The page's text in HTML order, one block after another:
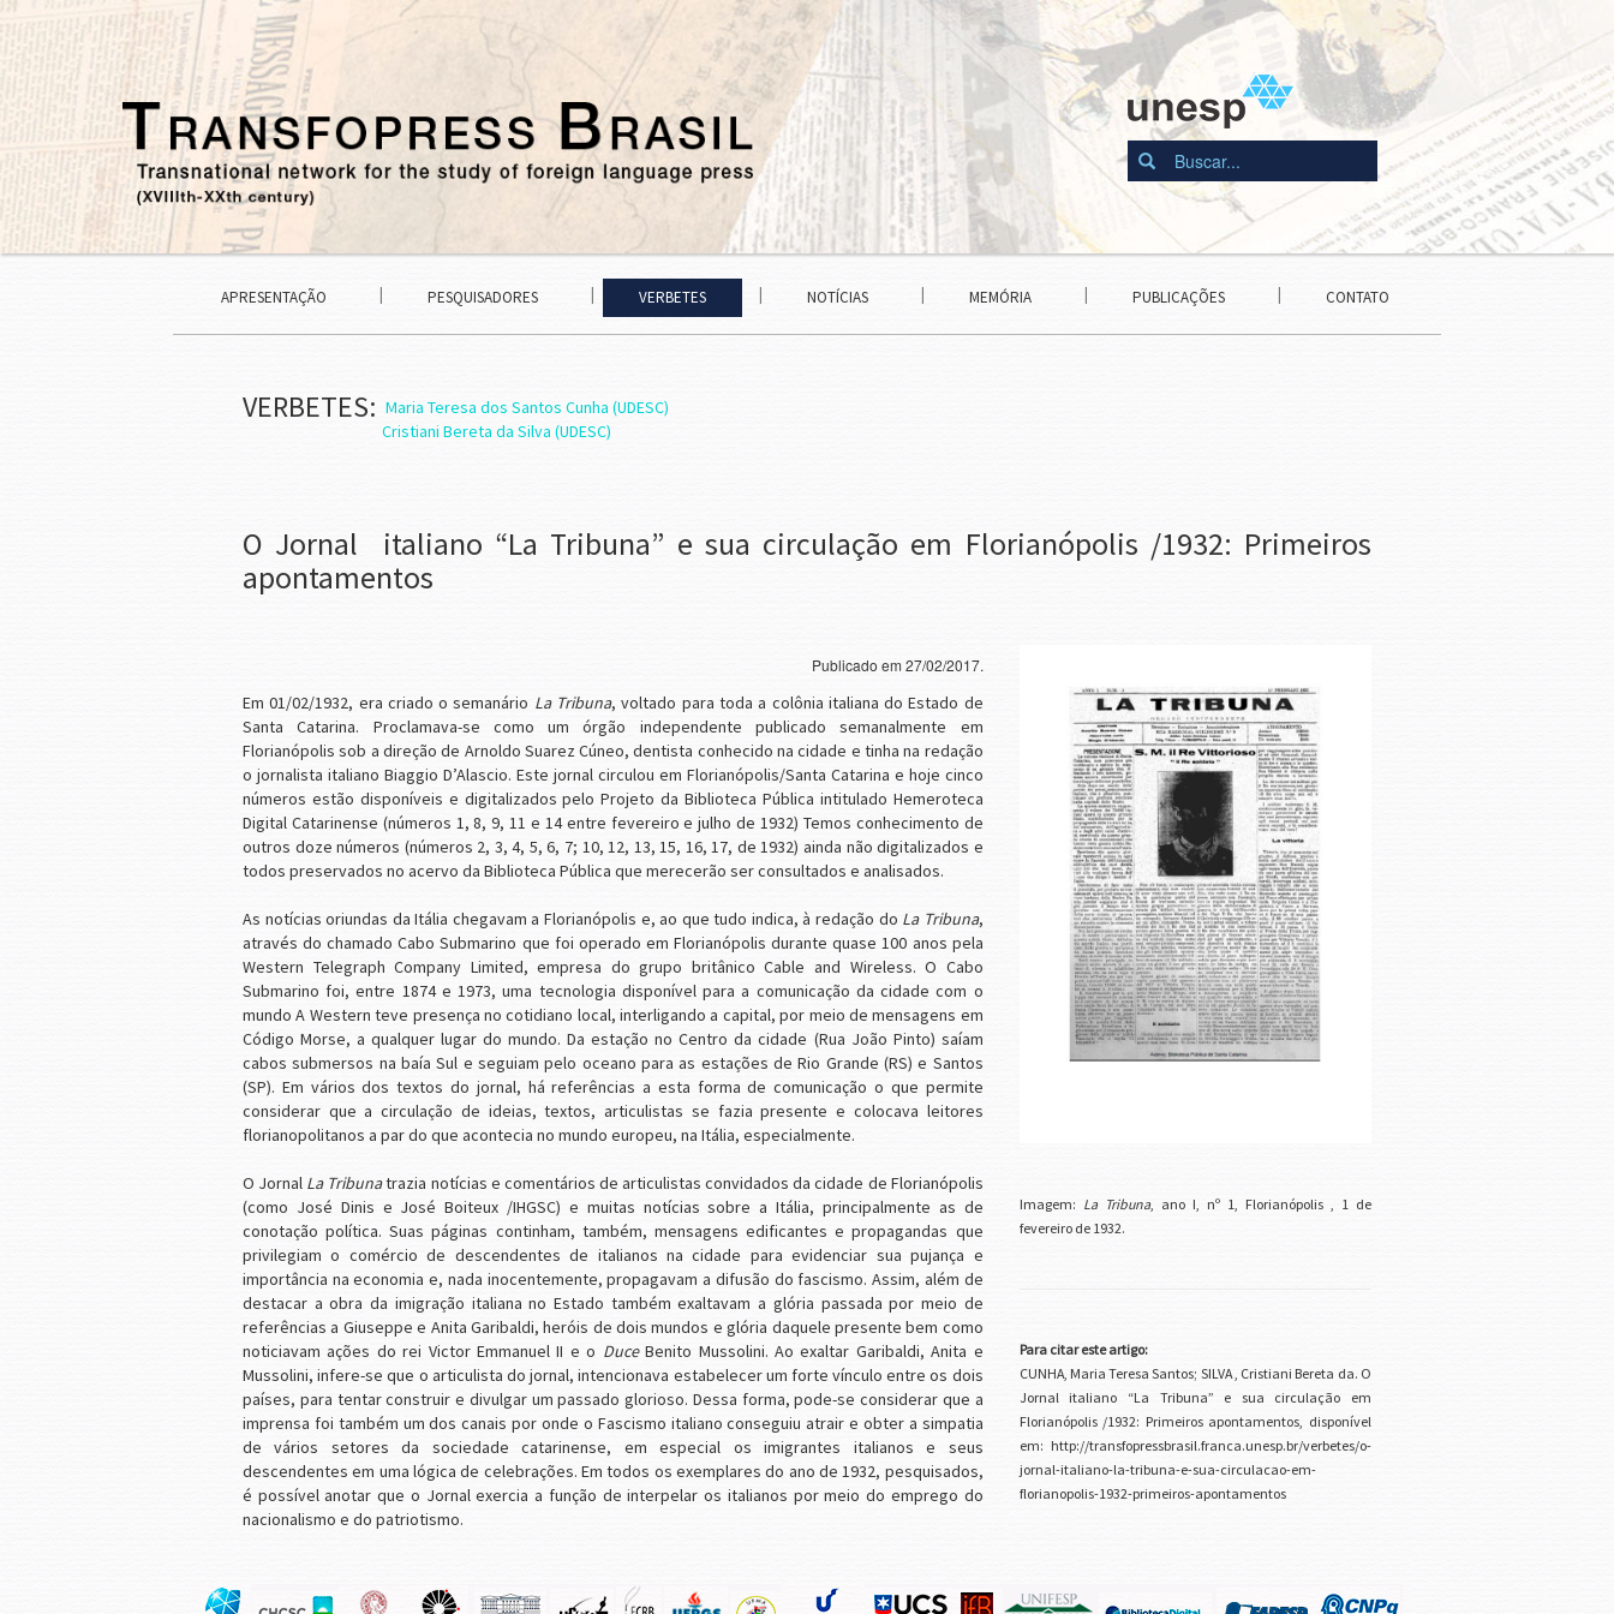
APRESENTAÇÃO PESQUISADORES VERBETES NOTÍCIAS MEMÓRIA PUBLICAÇÕES CONTATO
VERBETES: Maria Teresa dos Santos Cunha (UDESC)
Cristiani Bereta da Silva (UDESC)
O Jornal italiano “La Tribuna” e sua circulação em Florianópolis /1932: Primeiros
apontamentos
Publicado em 27/02/2017.
Em 01/02/1932, era criado o semanário La Tribuna, voltado para toda a colônia italiana do Estado de
Santa Catarina. Proclamava-se como um órgão independente publicado semanalmente em
Florianópolis sob a direção de Arnoldo Suarez Cúneo, dentista conhecido na cidade e tinha na redação
o jornalista italiano Biaggio D’Alascio. Este jornal circulou em Florianópolis/Santa Catarina e hoje cinco
números estão disponíveis e digitalizados pelo Projeto da Biblioteca Pública intitulado Hemeroteca
Digital Catarinense (números 1, 8, 9, 11 e 14 entre fevereiro e julho de 1932) Temos conhecimento de
outros doze números (números 2, 3, 4, 5, 6, 7; 10, 12, 13, 15, 16, 17, de 1932) ainda não digitalizados e
todos preservados no acervo da Biblioteca Pública que merecerão ser consultados e analisados.
As notícias oriundas da Itália chegavam a Florianópolis e, ao que tudo indica, à redação do La Tribuna,
através do chamado Cabo Submarino que foi operado em Florianópolis durante quase 100 anos pela
Western Telegraph Company Limited, empresa do grupo britânico Cable and Wireless. O Cabo
Submarino foi, entre 1874 e 1973, uma tecnologia disponível para a comunicação da cidade com o
mundo A Western teve presença no cotidiano local, interligando a capital, por meio de mensagens em
Código Morse, a qualquer lugar do mundo. Da estação no Centro da cidade (Rua João Pinto) saíam
cabos submersos na baía Sul e seguiam pelo oceano para as estações de Rio Grande (RS) e Santos
(SP). Em vários dos textos do jornal, há referências a esta forma de comunicação o que permite
considerar que a circulação de ideias, textos, articulistas se fazia presente e colocava leitores
florianopolitanos a par do que acontecia no mundo europeu, na Itália, especialmente.
O Jornal La Tribunatrazia notícias e comentários de articulistas convidados da cidade de Florianópolis
(como José Dinis e José Boiteux /IHGSC) e muitas notícias sobre a Itália, principalmente as de
conotação política. Suas páginas continham, também, mensagens edificantes e propagandas que
privilegiam o comércio de descendentes de italianos na cidade para evidenciar sua pujança e
importância na economia e, nada inocentemente, propagavam a difusão do fascismo. Assim, além de
destacar a obra da imigração italiana no Estado também exaltavam a glória passada por meio de
referências a Giuseppe e Anita Garibaldi, heróis de dois mundos e glória daquele presente bem como
noticiavam ações do rei Victor Emmanuel II e o DuceBenito Mussolini. Ao exaltar Garibaldi, Anita e
Mussolini, infere-se que o articulista do jornal, intencionava estabelecer um forte vínculo entre os dois
países, para tentar construir e divulgar um passado glorioso. Dessa forma, pode-se considerar que a
imprensa foi também um dos canais por onde o Fascismo italiano conseguiu atrair e obter a simpatia
de vários setores da sociedade catarinense, em especial os imigrantes italianos e seus
descendentes em uma lógica de celebrações. Em todos os exemplares do ano de 1932, pesquisados,
é possível anotar que o Jornal exercia a função de interpelar os italianos por meio do emprego do
nacionalismo e do patriotismo.
Imagem: La Tribuna, ano I, nº 1, Florianópolis , 1 de
fevereiro de 1932.
Para citar este artigo:
CUNHA, Maria Teresa Santos; SILVA , Cristiani Bereta da. O
Jornal italiano “La Tribuna” e sua circulação em
Florianópolis /1932: Primeiros apontamentos, disponível
em: http://transfopressbrasil.franca.unesp.br/verbetes/o-
jornal-italiano-la-tribuna-e-sua-circulacao-em-
florianopolis-1932-primeiros-apontamentos